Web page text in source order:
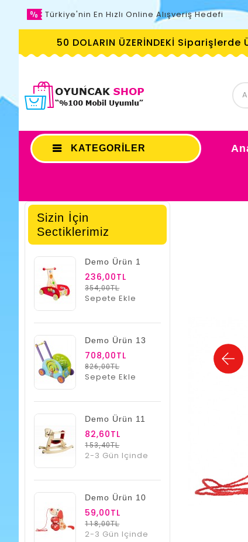
Türkiye'nin En Hızlı Online Alışveriş Hedefi
50 DOLARIN ÜZERİNDEKİ
KATEGORILER
Sizin İçin
Sectiklerimiz
Demo Ürün 1
236,00TL
354,00TL
Sepete Ekle
Demo Ürün 13
708,00TL
826,00TL
Sepete Ekle
Demo Ürün 11
82,60TL
153,40TL
2-3 Gün Içinde
Demo Ürün 10
59,00TL
118,00TL
2-3 Gün Içinde